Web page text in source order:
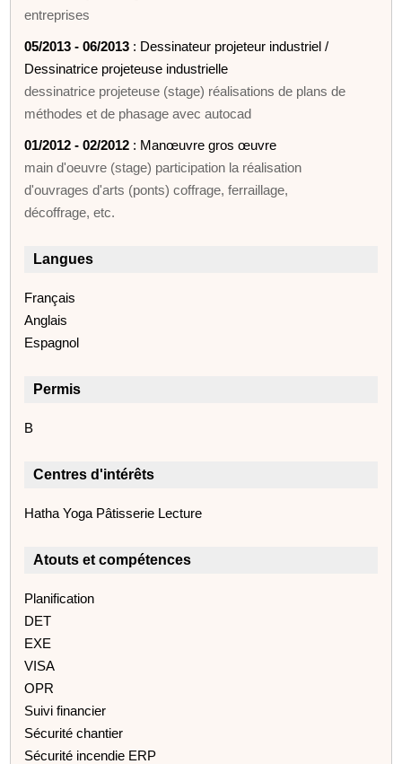
entreprises
05/2013 - 06/2013 : Dessinateur projeteur industriel /
Dessinatrice projeteuse industrielle
dessinatrice projeteuse (stage) réalisations de plans de
méthodes et de phasage avec autocad
01/2012 - 02/2012 : Manœuvre gros œuvre
main d'oeuvre (stage) participation la réalisation
d'ouvrages d'arts (ponts) coffrage, ferraillage,
décoffrage, etc.
Langues
Français
Anglais
Espagnol
Permis
B
Centres d'intérêts
Hatha Yoga Pâtisserie Lecture
Atouts et compétences
Planification
DET
EXE
VISA
OPR
Suivi financier
Sécurité chantier
Sécurité incendie ERP